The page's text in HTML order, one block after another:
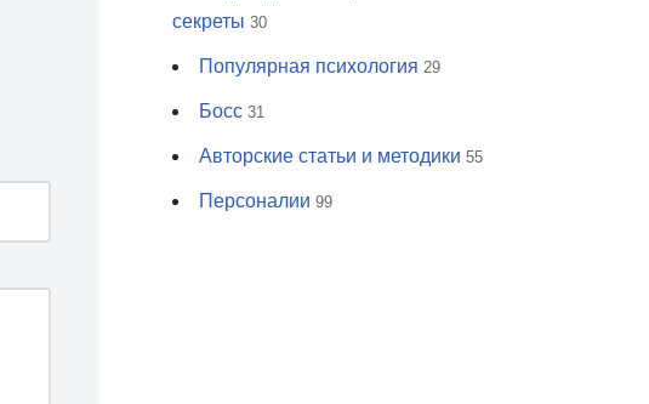
секреты 30
Популярная психология 29
Босс 31
Авторские статьи и методики 55
Персоналии 99